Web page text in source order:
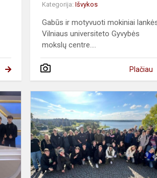
Kategorija:Išvykos
Gabūs ir motyvuoti mokiniai
Vilniaus universiteto Gyvybės
mokslų centre....
Plačiau
Profesinis
pažintinis
vizitas
LRT